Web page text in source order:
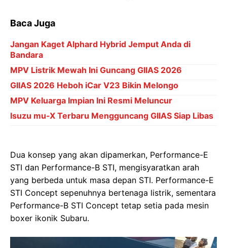
Baca Juga
Jangan Kaget Alphard Hybrid Jemput Anda di
Bandara
MPV Listrik Mewah Ini Guncang GIIAS 2026
GIIAS 2026 Heboh iCar V23 Bikin Melongo
MPV Keluarga Impian Ini Resmi Meluncur
Isuzu mu-X Terbaru Mengguncang GIIAS Siap Libas
Dua konsep yang akan dipamerkan, Performance-E
STI dan Performance-B STI, mengisyaratkan arah
yang berbeda untuk masa depan STI. Performance-E
STI Concept sepenuhnya bertenaga listrik, sementara
Performance-B STI Concept tetap setia pada mesin
boxer ikonik Subaru.